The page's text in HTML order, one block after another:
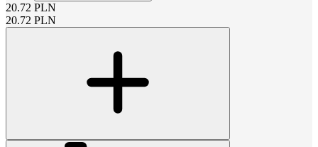
20.72 PLN
20.72 PLN